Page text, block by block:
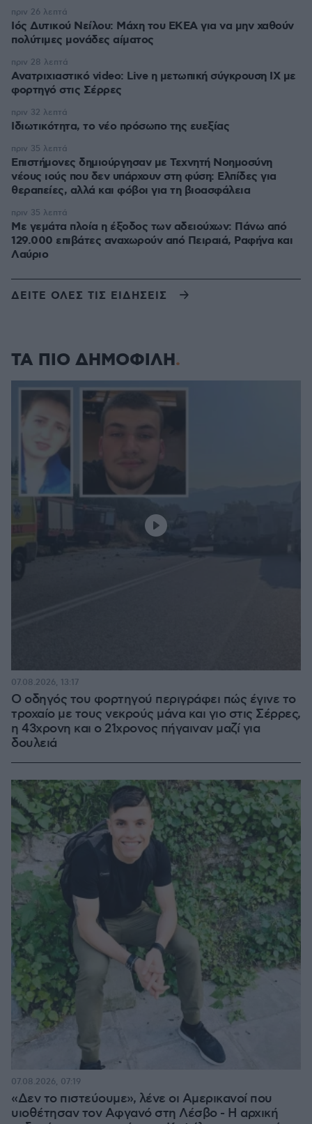
Ιός Δυτικού Νείλου: Μάχη του ΕΚΕΑ για να μην χαθούν
πολύτιμες μονάδες αίματος
πριν 26 λεπτά
Ανατριχιαστικό video: Live η μετωπική σύγκρουση ΙΧ με
φορτηγό στις Σέρρες
πριν 28 λεπτά
Ιδιωτικότητα, το νέο πρόσωπο της ευεξίας
πριν 32 λεπτά
Επιστήμονες δημιούργησαν με Τεχνητή Νοημοσύνη
νέους ιούς που δεν υπάρχουν στη φύση: Ελπίδες για
θεραπείες, αλλά και φόβοι για τη βιοασφάλεια
πριν 35 λεπτά
Με γεμάτα πλοία η έξοδος των αδειούχων: Πάνω από
129.000 επιβάτες αναχωρούν από Πειραιά, Ραφήνα και
Λαύριο
πριν 35 λεπτά
ΔΕΙΤΕ ΟΛΕΣ ΤΙΣ ΕΙΔΗΣΕΙΣ
ΤΑ ΠΙΟ ΔΗΜΟΦΙΛΗ
Ο οδηγός του φορτηγού περιγράφει πώς έγινε το
τροχαίο με τους νεκρούς μάνα και γιο στις Σέρρες,
η 43χρονη και ο 21χρονος πήγαιναν μαζί για
δουλειά
07.08.2026, 13:17
«Δεν το πιστεύουμε», λένε οι Αμερικανοί που
υιοθέτησαν τον Αφγανό στη Λέσβο - Η αρχική
07.08.2026, 07:19